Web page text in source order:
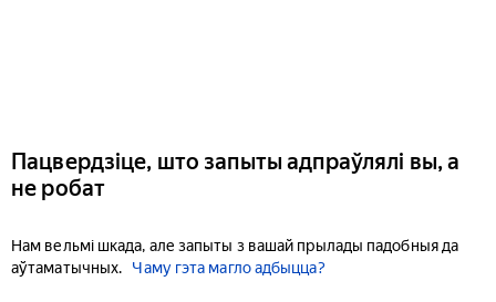
Пацвердзіце, што запыты адпраўлялі вы, а
не робат
Нам вельмі шкада, але запыты з вашай прылады падобныя да
аўтаматычных.
Чаму гэта магло адбыцца?